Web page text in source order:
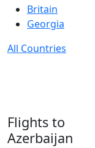
Britain
Georgia
All Countries
Flights to
Azerbaijan